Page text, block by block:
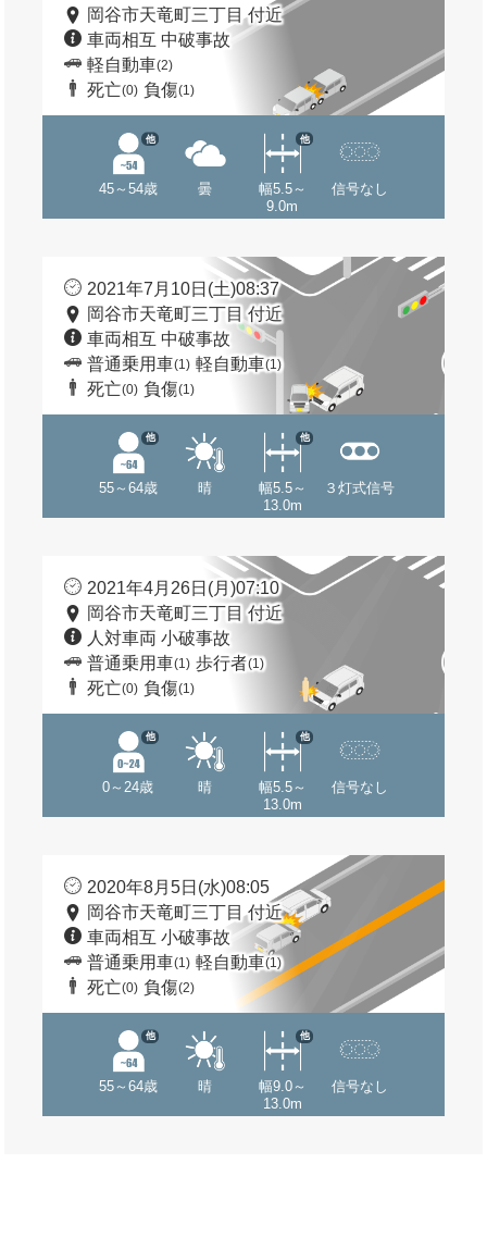
岡谷市天竜町三丁目 付近
車両相互 中破事故
軽自動車(2)
死亡(0) 負傷(1)
45～54歳
他
曇
幅5.5～
9.0m
他
信号なし
2021年7月10日(土)08:37
岡谷市天竜町三丁目 付近
車両相互 中破事故
普通乗用車(1) 軽自動車(1)
死亡(0) 負傷(1)
55～64歳
他
晴
幅5.5～
13.0m
他
３灯式信号
2021年4月26日(月)07:10
岡谷市天竜町三丁目 付近
人対車両 小破事故
普通乗用車(1) 歩行者(1)
死亡(0) 負傷(1)
0～24歳
他
晴
幅5.5～
13.0m
他
信号なし
2020年8月5日(水)08:05
岡谷市天竜町三丁目 付近
車両相互 小破事故
普通乗用車(1) 軽自動車(1)
死亡(0) 負傷(2)
55～64歳
他
晴
幅9.0～
13.0m
他
信号なし